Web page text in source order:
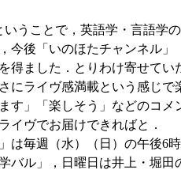
うことで，英語学・言語学
今後「いのほたチャンネル
得ました．とりわけ寄せて
にライヴ感満載という感じ
す」「楽しそう」などのコ
イヴでお届けできればと．
は毎週（水）（日）の午後6
バル」，日曜日は井上・堀